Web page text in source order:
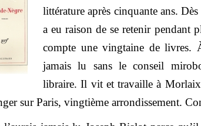
littérature après cinquante ans.
a eu raison de se retenir pendant
compte une vingtaine de livres.
jamais lu sans le conseil
libraire. Il vit et travaille à
sur Paris, vingtième arrondissement.